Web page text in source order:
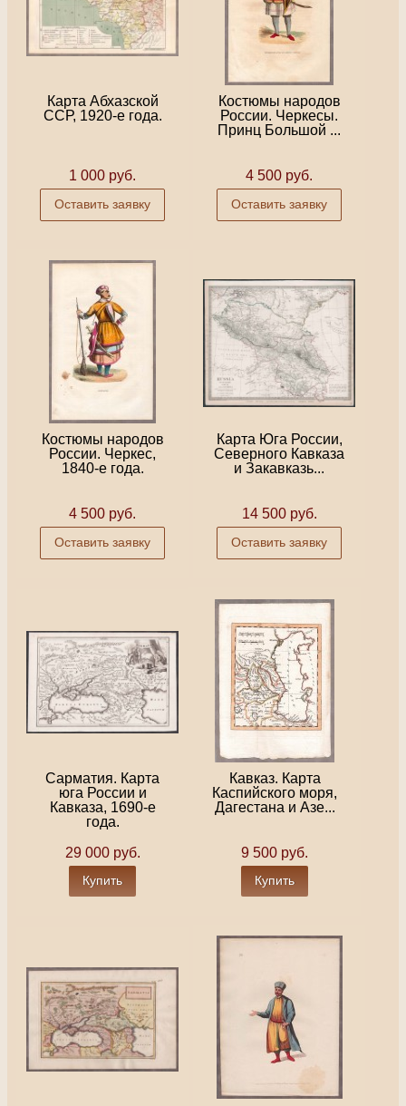
Карта Абхазской
ССР, 1920-е года.
1 000 руб.
Оставить заявку
Костюмы народов
России. Черкесы.
Принц Большой ...
4 500 руб.
Оставить заявку
Костюмы народов
России. Черкес,
1840-е года.
4 500 руб.
Оставить заявку
Карта Юга России,
Северного Кавказа
и Закавказь...
14 500 руб.
Оставить заявку
Сарматия. Карта
юга России и
Кавказа, 1690-е
года.
29 000 руб.
Купить
Кавказ. Карта
Каспийского моря,
Дагестана и Азе...
9 500 руб.
Купить